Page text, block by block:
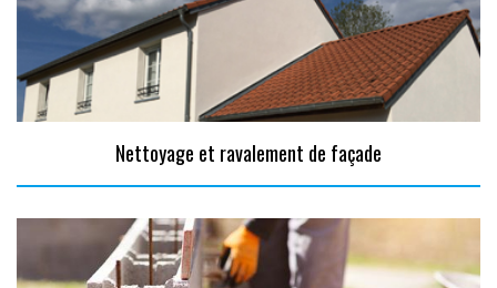
Nettoyage et ravalement de façade